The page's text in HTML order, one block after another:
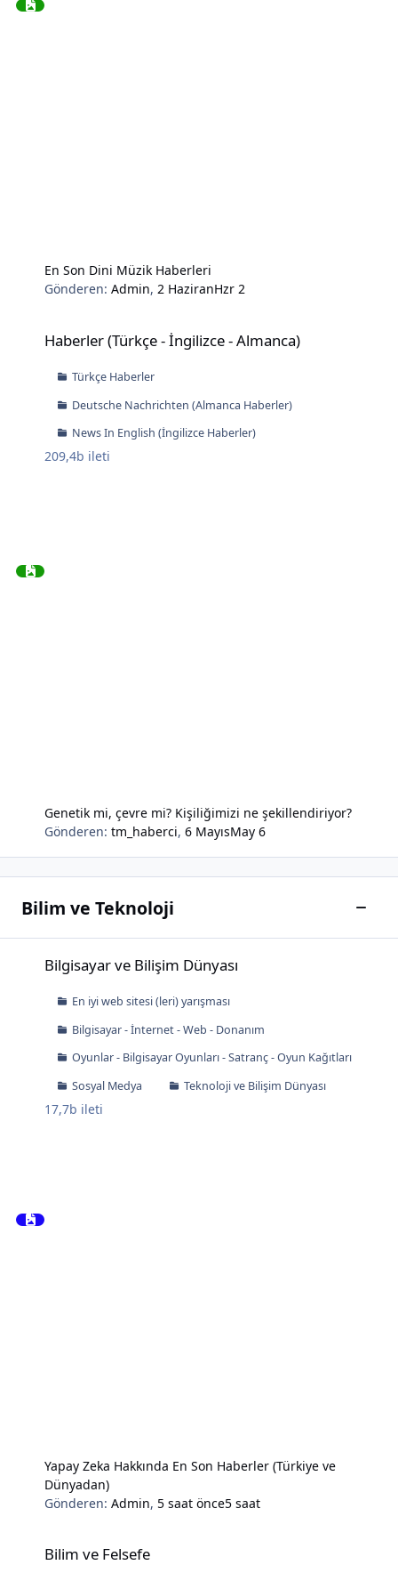
En Son Dini Müzik Haberleri
Gönderen:Admin,2 HaziranHzr 2
Haberler (Türkçe - İngilizce - Almanca)
Türkçe Haberler
Deutsche Nachrichten (Almanca Haberler)
News In English (İngilizce Haberler)
209,4b ileti
Genetik mi, çevre mi? Kişiliğimizi ne şekillendiriyor?
Gönderen:tm_haberci,6 MayısMay 6
Bilim ve Teknoloji
Bilgisayar ve Bilişim Dünyası
En iyi web sitesi (leri) yarışması
Bilgisayar - İnternet - Web - Donanım
Oyunlar - Bilgisayar Oyunları - Satranç - Oyun Kağıtları
Sosyal Medya
Teknoloji ve Bilişim Dünyası
17,7b ileti
Yapay Zeka Hakkında En Son Haberler (Türkiye ve
Dünyadan)
Gönderen:Admin,5 saat önce5 saat
Bilim ve Felsefe